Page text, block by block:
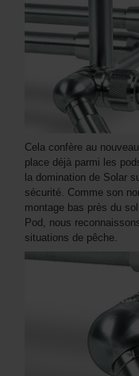
Cela confère au
place déjà parmi les
la domination de Solar
sécurité. Comme son
montage bas près du
Pod, nous
situations de pêche.